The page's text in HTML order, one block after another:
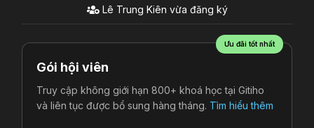
Ưu đãi tốt nhất
Gói hội viên
Truy cập không giới hạn 800+ khoá học tại Gitiho
và liên tục được bổ sung hàng tháng. Tìm hiểu thêm